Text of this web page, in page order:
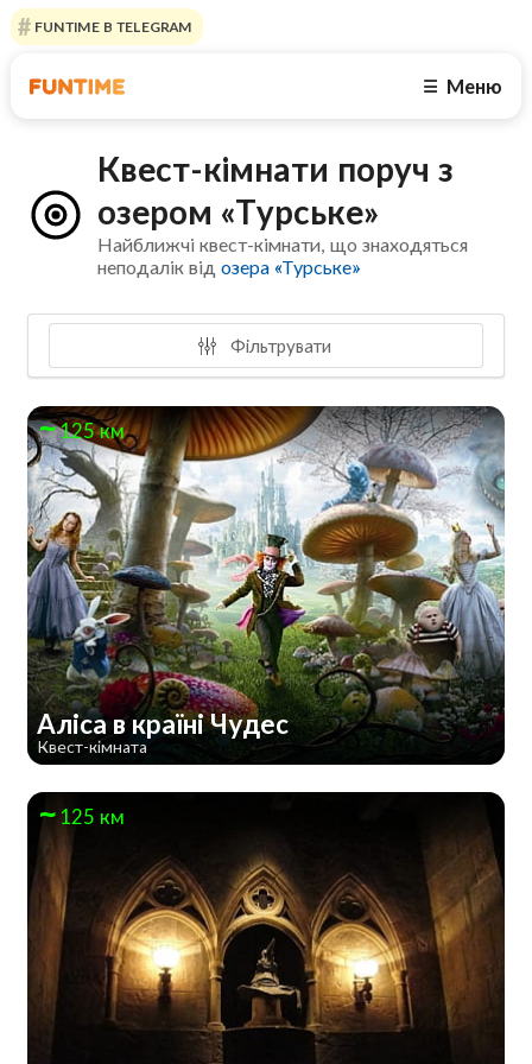
FUNTIME В TELEGRAM
☰ Меню
Квест-кімнати поруч з
озером «Турське»
Найближчі квест-кімнати, що знаходяться
неподалік відозера «Турське»
Фільтрувати
125 км
Аліса в країні Чудес
Квест-кімната
125 км